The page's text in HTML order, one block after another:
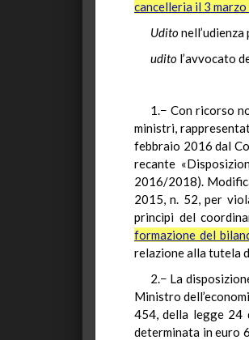
cancelleria il 3
Udito
udito l’avvocato
1.− Con ricorso
ministri,
febbraio 2016 dal
recante
2016/2018).
2015, n. 52, per
princìpi del
formazione del
relazione alla tutela
2.− La
Ministro
454, della legge 24
determinata in euro